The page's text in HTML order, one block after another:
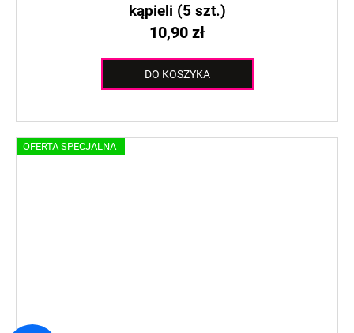
kąpieli (5 szt.)
10,90 zł
DO KOSZYKA
OFERTA SPECJALNA